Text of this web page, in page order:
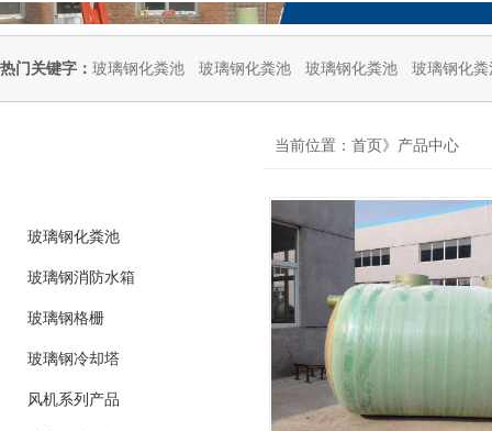
热门关键字： 玻璃钢化粪池 玻璃钢化粪池 玻璃钢化粪池 玻璃钢化粪
玻璃钢化粪池
玻璃钢消防水箱
玻璃钢格栅
玻璃钢冷却塔
风机系列产品
当前位置：首页》产品中心